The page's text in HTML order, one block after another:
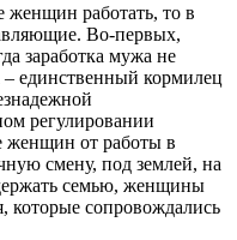
женщин рабо­тать, то в
Во-первых,
зара­ботка мужа не
– единственный кормилец
регулировании
женщин от работы в
смену, под землей, на
семью, женщины
которые сопровождались